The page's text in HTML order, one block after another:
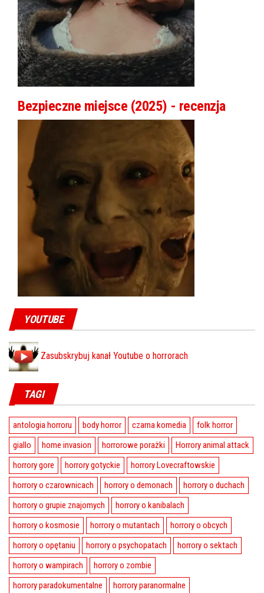
Bezpieczne miejsce (2025) - recenzja
YOUTUBE
Zasubskrybuj kanał Youtube o horrorach
TAGI
antologia horroru body horror czarna komedia
folk horror
giallo
home invasion horrorowe porażki
Horrory animal attack
horrory gore
horrory gotyckie
horrory Lovecraftowskie
horrory o czarownicach
horrory o demonach
horrory o duchach
horrory o grupie znajomych
horrory o kanibalach
horrory o kosmosie
horrory o mutantach
horrory o obcych
horrory o opętaniu
horrory o psychopatach
horrory o sektach
horrory o wampirach
horrory o zombie
horrory paradokumentalne
horrory paranormalne